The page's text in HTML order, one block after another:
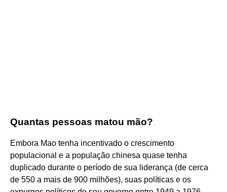
Quantas pessoas matou mão?
Embora Mao tenha incentivado o crescimento
populacional e a população chinesa quase tenha
duplicado durante o período de sua liderança (de cerca
de 550 a mais de 900 milhões), suas políticas e os